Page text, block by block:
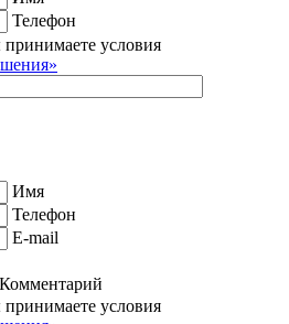
Телефон
условия
Имя
Телефон
E-mail
Комментарий
условия